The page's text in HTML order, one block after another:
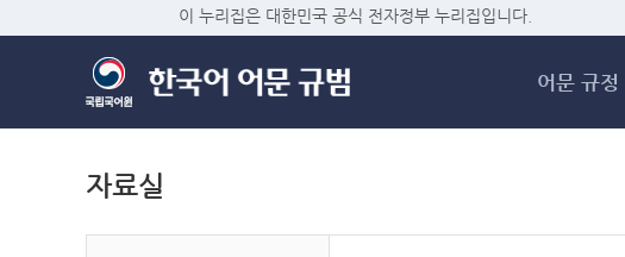
이 누리집은 대한민국 공식 전자정부 누리집입니다.
어문 규정
자료실